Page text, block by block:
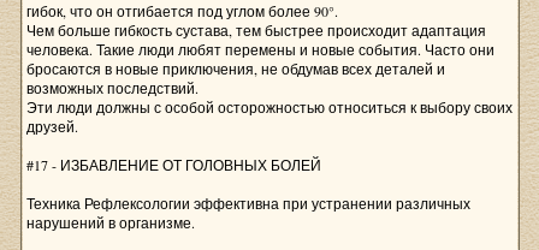
гибок, что он отгибается под углом более 90°.
Чем больше гибкость сустава, тем быстрее происходит адаптация
человека. Такие люди любят перемены и новые события. Часто они
бросаются в новые приключения, не обдумав всех деталей и
возможных последствий.
Эти люди должны с особой осторожностью относиться к выбору своих
друзей.
#17 - ИЗБАВЛЕНИЕ ОТ ГОЛОВНЫХ БОЛЕЙ
Техника Рефлексологии эффективна при устранении различных
нарушений в организме.